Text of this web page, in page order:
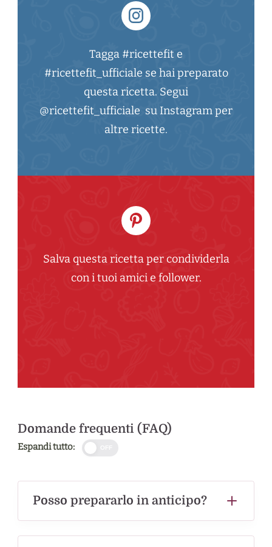
Tagga #ricettefit e
#ricettefit_ufficiale se hai preparato
questa ricetta. Segui
@ricettefit_ufficiale su Instagram per
altre ricette.
Salva questa ricetta per condividerla
con i tuoi amici e follower.
Domande frequenti (FAQ)
Espandi tutto:
Posso prepararlo in anticipo?